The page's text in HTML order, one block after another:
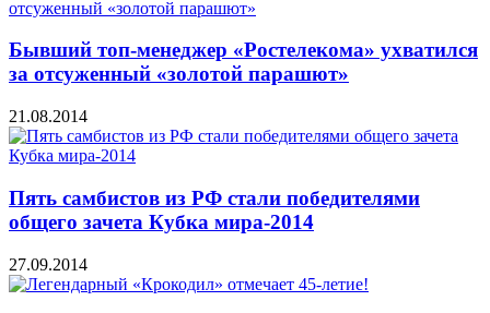
Бывший топ-менеджер «Ростелекома» ухватился
за отсуженный «золотой парашют»
21.08.2014
Пять самбистов из РФ стали победителями
общего зачета Кубка мира-2014
27.09.2014